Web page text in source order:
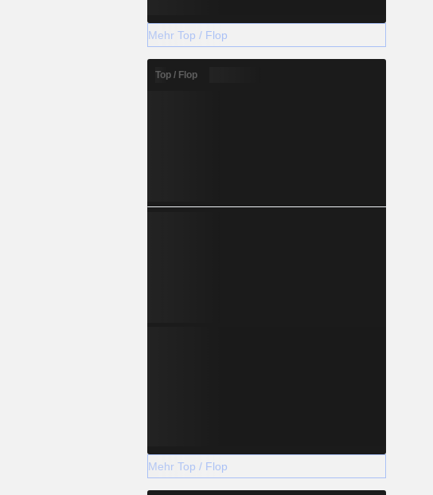
Mehr Top / Flop
Top / Flop
Mehr Top / Flop